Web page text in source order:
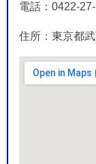
電話：0422-
住所：東京都